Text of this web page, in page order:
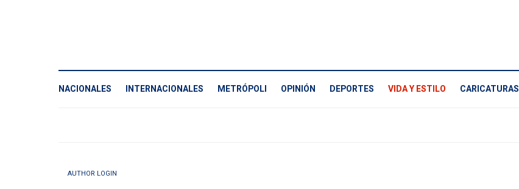
NACIONALES INTERNACIONALES METRÓPOLI OPINIÓN DEPORTES VIDA Y ESTILO CARICATURAS
AUTHOR LOGIN